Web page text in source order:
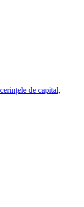
de capital,